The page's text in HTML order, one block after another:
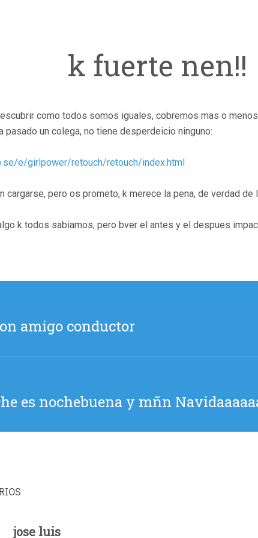
k fuerte nen!!
como todos somos iguales, cobremos mas o
pasado un colega, no tiene desperdeicio ninguno:
e/girlpower/retouch/retouch/index.html
cargarse, pero os prometo, k merece la pena, de verdad de
k todos sabiamos, pero bver el antes y el despues
amigo conductor
es nochebuena y mñn
jose luis